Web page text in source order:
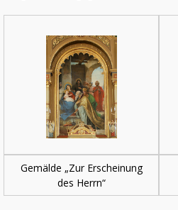
Gemälde „Zur Erscheinung
des Herrn“